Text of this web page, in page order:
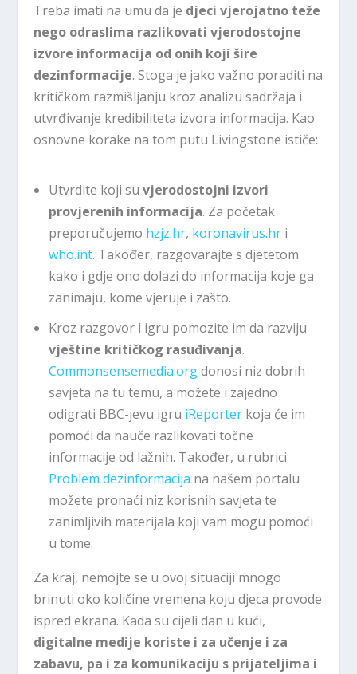
Treba imati na umu da je djeci vjerojatno teže
nego odraslima razlikovati vjerodostojne
izvore informacija od onih koji šire
dezinformacije. Stoga je jako važno poraditi na
kritičkom razmišljanju kroz analizu sadržaja i
utvrđivanje kredibiliteta izvora informacija. Kao
osnovne korake na tom putu Livingstone ističe:
Utvrdite koji su vjerodostojni izvori
provjerenih informacija. Za početak
preporučujemo hzjz.hr, koronavirus.hri
who.int. Također, razgovarajte s djetetom
kako i gdje ono dolazi do informacija koje ga
zanimaju, kome vjeruje i zašto.
Kroz razgovor i igru pomozite im da razviju
vještine kritičkog rasuđivanja.
Commonsensemedia.orgdonosi niz dobrih
savjeta na tu temu, a možete i zajedno
odigrati BBC-jevu igru iReporterkoja će im
pomoći da nauče razlikovati točne
informacije od lažnih. Također, u rubrici
Problem dezinformacija na našem portalu
možete pronaći niz korisnih savjeta te
zanimljivih materijala koji vam mogu pomoći
u tome.
Za kraj, nemojte se u ovoj situaciji mnogo
brinuti oko količine vremena koju djeca provode
ispred ekrana. Kada su cijeli dan u kući,
digitalne medije koriste i za učenje i za
zabavu, pa i za komunikaciju s prijateljima i